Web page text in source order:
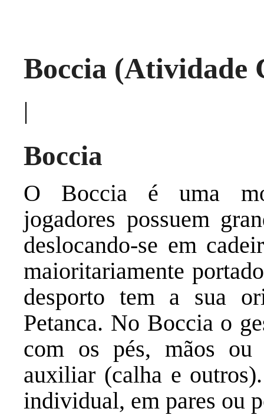
Boccia (Atividade
|
Boccia
O Boccia é uma
jogadores possuem
deslocando-se em
maioritariamente
desporto tem a sua
Petanca. No Boccia o
com os pés, mãos ou
auxiliar (calha e
individual, em pares ou